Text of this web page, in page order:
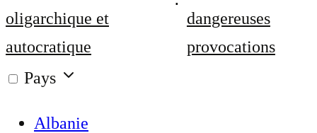
oligarchique et
autocratique
dangereuses
provocations
Pays
Albanie